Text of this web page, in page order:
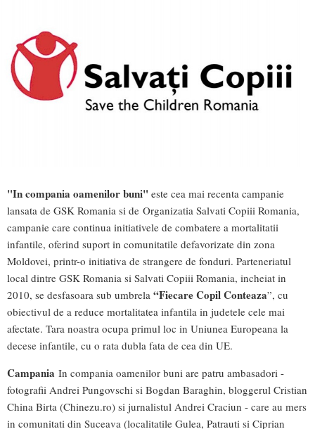
"In compania oamenilor buni" este cea mai recenta campanie
lansata de GSK Romania si de Organizatia Salvati Copiii Romania,
campanie care continua initiativele de combatere a mortalitatii
infantile, oferind suport in comunitatile defavorizate din zona
Moldovei, printr-o initiativa de strangere de fonduri. Parteneriatul
local dintre GSK Romania si Salvati Copiii Romania, incheiat in
2010, se desfasoara sub umbrela “Fiecare Copil Conteaza”, cu
obiectivul de a reduce mortalitatea infantila in judetele cele mai
afectate. Tara noastra ocupa primul loc in Uniunea Europeana la
decese infantile, cu o rata dubla fata de cea din UE.
Campania In compania oamenilor buni are patru ambasadori -
fotografii Andrei Pungovschi si Bogdan Baraghin, bloggerul Cristian
China Birta (Chinezu.ro) si jurnalistul Andrei Craciun - care au mers
in comunitati din Suceava (localitatile Gulea, Patrauti si Ciprian